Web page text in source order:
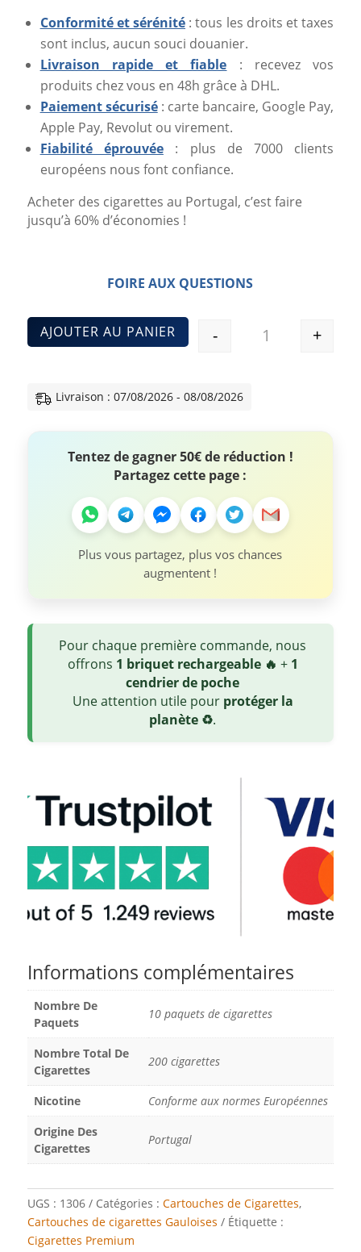
Conformité et sérénité : tous les droits et taxes
sont inclus, aucun souci douanier.
Livraison rapide et fiable : recevez vos
produits chez vous en 48h grâce à DHL.
Paiement sécurisé: carte bancaire, Google Pay,
Apple Pay, Revolut ou virement.
Fiabilité éprouvée: plus de 7000 clients
européens nous font confiance.
Acheter des cigarettes au Portugal, c’est faire
jusqu’à 60% d’économies !
FOIRE AUX QUESTIONS
Quantité
- +
AJOUTER AU PANIER
Livraison : 07/08/2026 - 08/08/2026
Tentez de gagner 50€ de réduction !
Partagez cette page :
Plus vous partagez, plus vos chances
augmentent !
Pour chaque première commande, nous
offrons 1 briquet rechargeable 🔥 + 1
cendrier de poche
Une attention utile pour protéger la
planète ♻️.
Informations complémentaires
Nombre De
Paquets
10 paquets de cigarettes
Nombre Total De
Cigarettes
200 cigarettes
Nicotine
Conforme aux normes Européennes
Origine Des
Cigarettes
Portugal
UGS : 1306 Catégories : Cartouches de Cigarettes,
Cartouches de cigarettes Gauloises
Étiquette :
Cigarettes Premium